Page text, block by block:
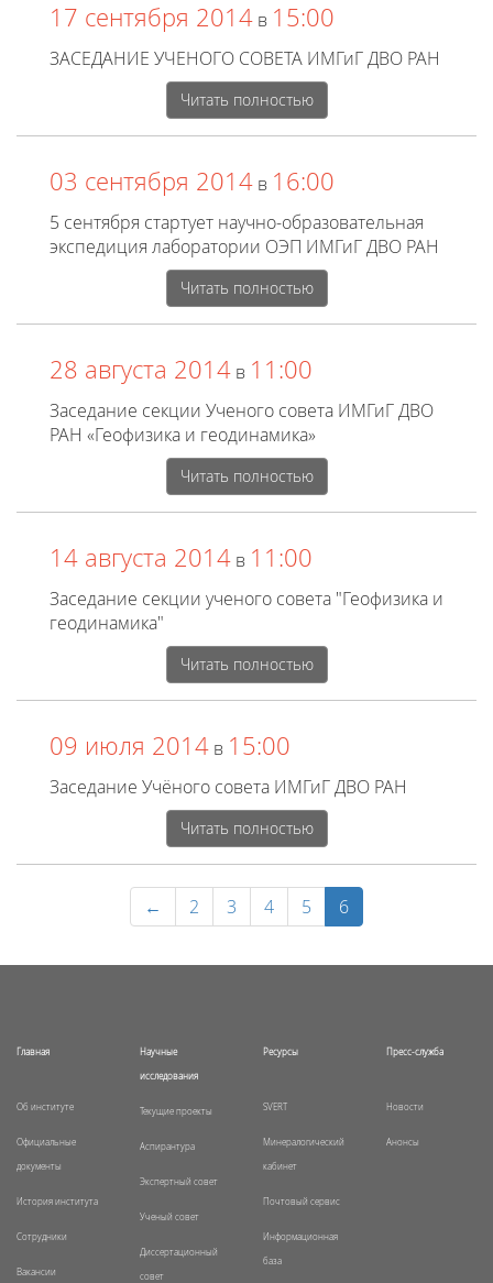
17 сентября 2014 в 15:00
ЗАСЕДАНИЕ УЧЕНОГО СОВЕТА ИМГиГ ДВО РАН
Читать полностью
03 сентября 2014 в 16:00
5 сентября стартует научно-образовательная
экспедиция лаборатории ОЭП ИМГиГ ДВО РАН
Читать полностью
28 августа 2014 в 11:00
Заседание секции Ученого совета ИМГиГ ДВО
РАН «Геофизика и геодинамика»
Читать полностью
14 августа 2014 в 11:00
Заседание секции ученого совета "Геофизика и
геодинамика"
Читать полностью
09 июля 2014 в 15:00
Заседание Учёного совета ИМГиГ ДВО РАН
Читать полностью
← 2 3 4 5 6
Главная
Об институте
Официальные
документы
История института
Сотрудники
Вакансии
Научные
исследования
Текущие проекты
Аспирантура
Экспертный совет
Ученый совет
Диссертационный
совет
Ресурсы
SVERT
Минералогический
кабинет
Почтовый сервис
Информационная
база
Пресс-служба
Новости
Анонсы